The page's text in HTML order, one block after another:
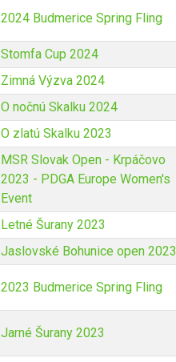
2024 Budmerice Spring Fling
Stomfa Cup 2024
Zimná Výzva 2024
O nočnú Skalku 2024
O zlatú Skalku 2023
MSR Slovak Open - Krpáčovo
2023 - PDGA Europe Women's
Event
Letné Šurany 2023
Jaslovské Bohunice open 2023
2023 Budmerice Spring Fling
Jarné Šurany 2023